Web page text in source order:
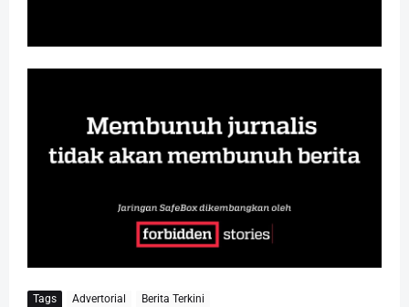
Tags Advertorial Berita Terkini